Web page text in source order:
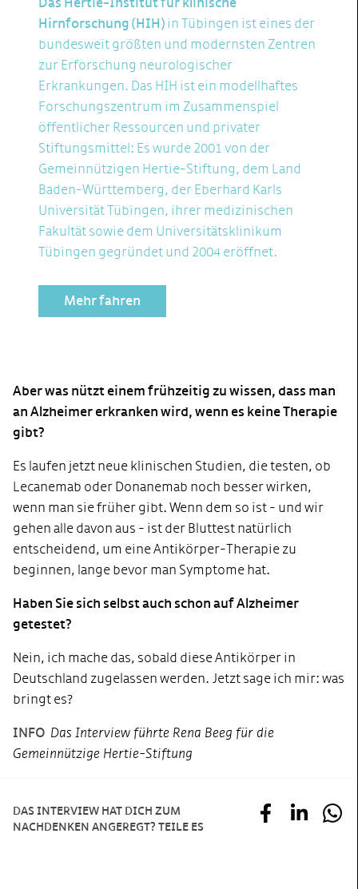
Das Hertie-Institut für klinische
Hirnforschung (HIH) in Tübingen ist eines der
bundesweit größten und modernsten Zentren
zur Erforschung neurologischer
Erkrankungen. Das HIH ist ein modellhaftes
Forschungszentrum im Zusammenspiel
öffentlicher Ressourcen und privater
Stiftungsmittel: Es wurde 2001 von der
Gemeinnützigen Hertie-Stiftung, dem Land
Baden-Württemberg, der Eberhard Karls
Universität Tübingen, ihrer medizinischen
Fakultät sowie dem Universitätsklinikum
Tübingen gegründet und 2004 eröffnet.
Mehr fahren
Aber was nützt einem frühzeitig zu wissen, dass man
an Alzheimer erkranken wird, wenn es keine Therapie
gibt?
Es laufen jetzt neue klinischen Studien, die testen, ob
Lecanemab oder Donanemab noch besser wirken,
wenn man sie früher gibt. Wenn dem so ist - und wir
gehen alle davon aus - ist der Bluttest natürlich
entscheidend, um eine Antikörper-Therapie zu
beginnen, lange bevor man Symptome hat.
Haben Sie sich selbst auch schon auf Alzheimer
getestet?
Nein, ich mache das, sobald diese Antikörper in
Deutschland zugelassen werden. Jetzt sage ich mir: was
bringt es?
INFO Das Interview führte Rena Beeg für die
Gemeinnützige Hertie-Stiftung
DAS INTERVIEW HAT DICH ZUM
NACHDENKEN ANGEREGT? TEILE ES